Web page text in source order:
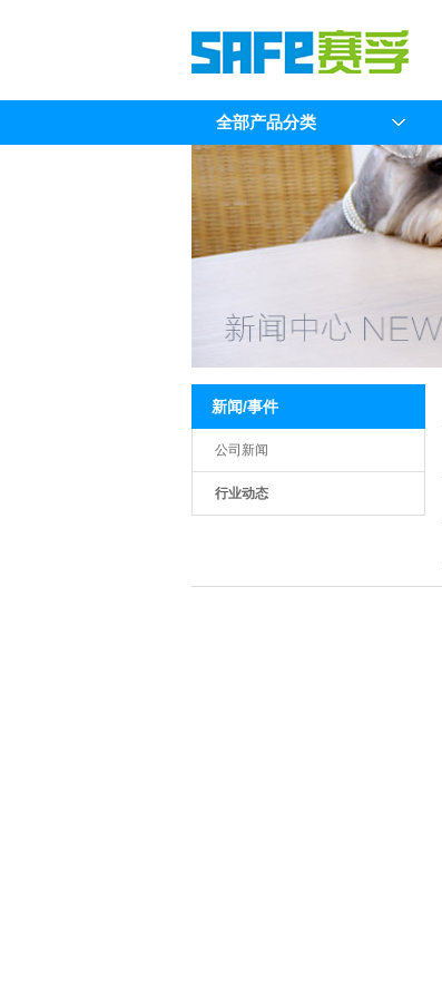
全部产品分类
新闻/事件
公司新闻
行业动态